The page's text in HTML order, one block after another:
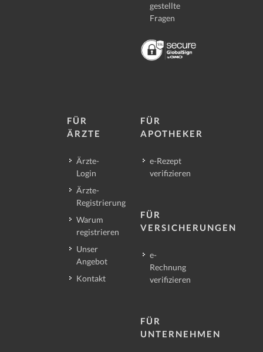
gestellte
Fragen
FÜR
ÄRZTE
Ärzte-
Login
Ärzte-
Registrierung
Warum
registrieren
Unser
Angebot
Kontakt
FÜR
APOTHEKER
e-Rezept
verifizieren
FÜR
VERSICHERUNGEN
e-
Rechnung
verifizieren
FÜR
UNTERNEHMEN